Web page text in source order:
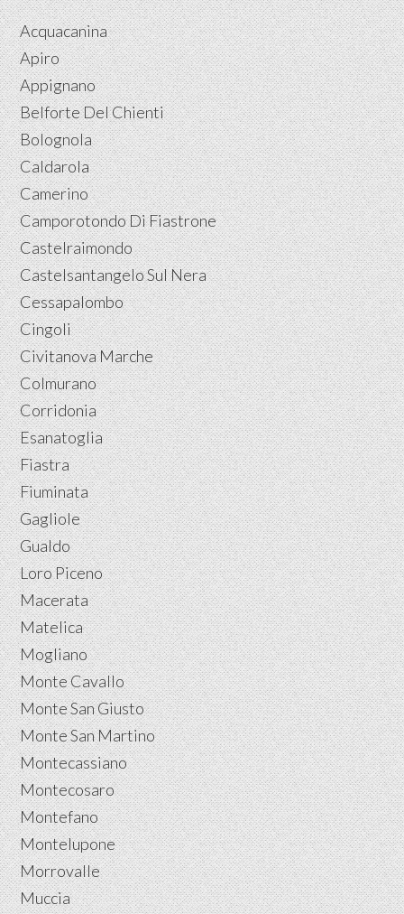
Acquacanina
Apiro
Appignano
Belforte Del Chienti
Bolognola
Caldarola
Camerino
Camporotondo Di Fiastrone
Castelraimondo
Castelsantangelo Sul Nera
Cessapalombo
Cingoli
Civitanova Marche
Colmurano
Corridonia
Esanatoglia
Fiastra
Fiuminata
Gagliole
Gualdo
Loro Piceno
Macerata
Matelica
Mogliano
Monte Cavallo
Monte San Giusto
Monte San Martino
Montecassiano
Montecosaro
Montefano
Montelupone
Morrovalle
Muccia